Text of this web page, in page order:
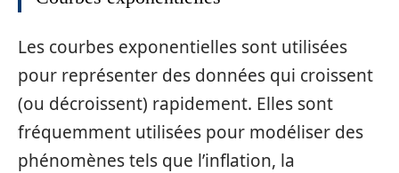
Les courbes exponentielles sont utilisées
pour représenter des données qui croissent
(ou décroissent) rapidement. Elles sont
fréquemment utilisées pour modéliser des
phénomènes tels que l’inflation, la